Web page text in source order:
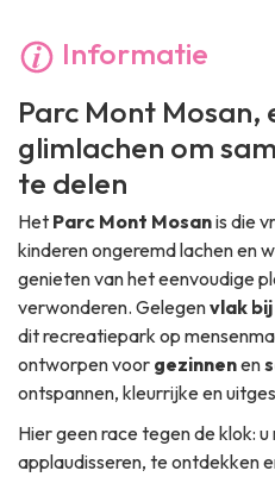
Vrijdag :10:00- 19:00
Zaterdag :10:00-19:00
Zondag : 10:00-19:00
Informatie
Parc Mont Mosan,
glimlachen om
te delen
Het Parc Mont Mosanis die
kinderen ongeremd lachen en
genieten van het eenvoudige
verwonderen. Gelegenvlak
dit recreatiepark op
ontworpen voor gezinnenen
ontspannen, kleurrijke en
Hier geen race tegen de klok:
applaudisseren, te ontdekken